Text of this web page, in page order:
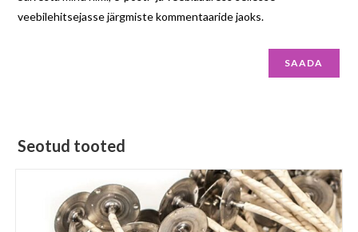
veebilehitsejasse järgmiste kommentaaride jaoks.
Seotud tooted